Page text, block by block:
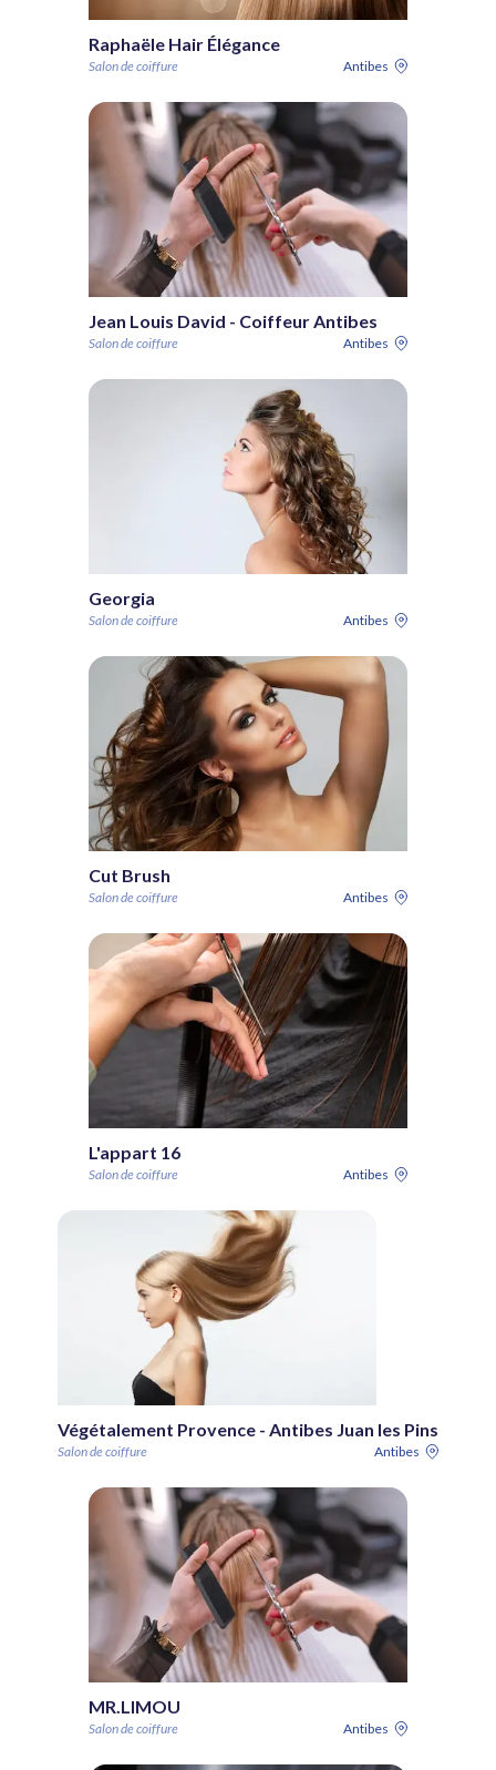
Raphaële Hair Élégance
Salon de coiffure Antibes
Jean Louis David - Coiffeur Antibes
Salon de coiffure Antibes
Georgia
Salon de coiffure Antibes
Cut Brush
Salon de coiffure Antibes
L'appart 16
Salon de coiffure Antibes
Végétalement Provence - Antibes Juan les Pins
Salon de coiffure Antibes
MR.LIMOU
Salon de coiffure Antibes